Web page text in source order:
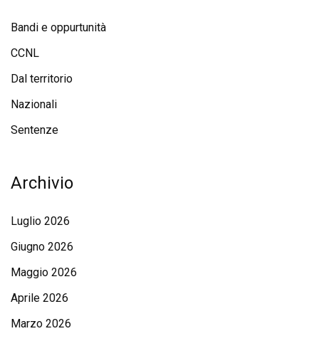
Bandi e oppurtunità
CCNL
Dal territorio
Nazionali
Sentenze
Archivio
Luglio 2026
Giugno 2026
Maggio 2026
Aprile 2026
Marzo 2026